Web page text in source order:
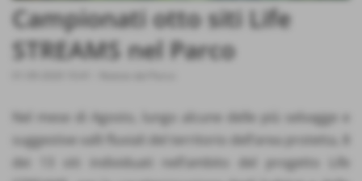
Campionati otto siti Life
STREAMS nel Parco
Nel mese di Agosto, lungo alcune delle più selvagge e
suggestive valli fluviali del territorio dell’area protetta, 8
dei 13 siti individuati nell’ambito del progetto Life